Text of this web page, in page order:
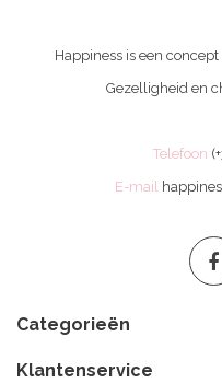
Happiness is een
Gezelligheid en
Telefoon
E-mail
Categorieën
Klantenservice